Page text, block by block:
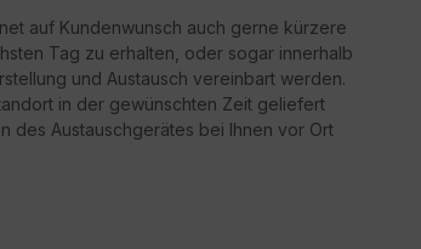
auf Kundenwunsch auch gerne kürzere
Tag zu erhalten, oder sogar innerhalb
und Austausch vereinbart werden.
in der gewünschten Zeit geliefert
des Austauschgerätes bei Ihnen vor Ort